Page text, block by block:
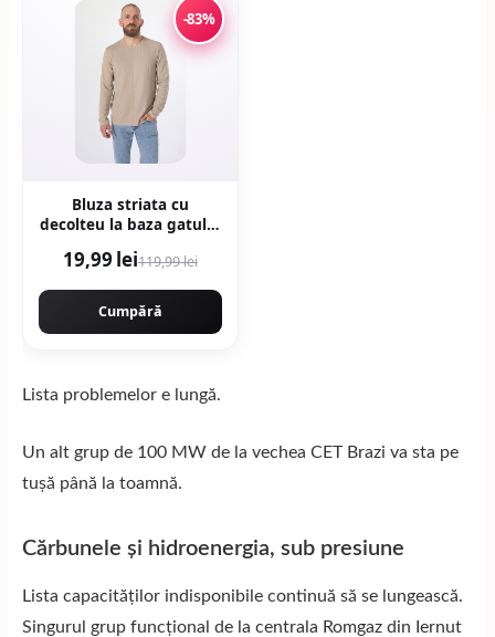
-83%
Bluza striata cu
decolteu la baza gatului
19,99 lei119,99 lei
Cumpără
Lista problemelor e lungă.
Un alt grup de 100 MW de la vechea CET Brazi va sta pe
tușă până la toamnă.
Cărbunele și hidroenergia, sub presiune
Lista capacităților indisponibile continuă să se lungească.
Singurul grup funcțional de la centrala Romgaz din Iernut